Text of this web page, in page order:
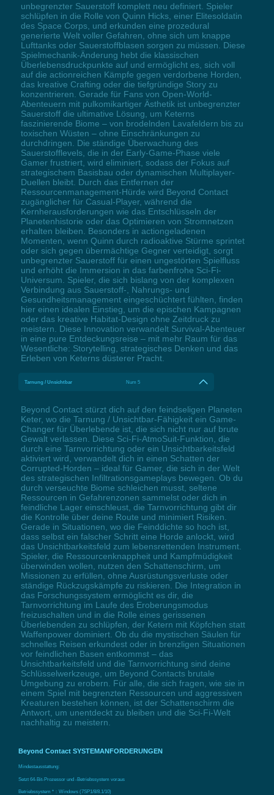
unbegrenzter Sauerstoff komplett neu definiert. Spieler
schlüpfen in die Rolle von Quinn Hicks, einer Elitesoldatin
des Space Corps, und erkunden eine prozedural
generierte Welt voller Gefahren, ohne sich um knappe
Lufttanks oder Sauerstoffblasen sorgen zu müssen. Diese
Spielmechanik-Änderung hebt die klassischen
Überlebensdruckpunkte auf und ermöglicht es, sich voll
auf die actionreichen Kämpfe gegen verdorbene Horden,
das kreative Crafting oder die tiefgründige Story zu
konzentrieren. Gerade für Fans von Open-World-
Abenteuern mit pulkomikartiger Ästhetik ist unbegrenzter
Sauerstoff die ultimative Lösung, um Keterns
faszinierende Biome – von brodelnden Lavafeldern bis zu
toxischen Wüsten – ohne Einschränkungen zu
durchdringen. Die ständige Überwachung des
Sauerstofflevels, die in der Early-Game-Phase viele
Gamer frustriert, wird eliminiert, sodass der Fokus auf
strategischem Basisbau oder dynamischen Multiplayer-
Duellen bleibt. Durch das Entfernen der
Ressourcenmanagement-Hürde wird Beyond Contact
zugänglicher für Casual-Player, während die
Kernherausforderungen wie das Entschlüsseln der
Planetenhistorie oder das Optimieren von Stromnetzen
erhalten bleiben. Besonders in actiongeladenen
Momenten, wenn Quinn durch radioaktive Stürme sprintet
oder sich gegen übermächtige Gegner verteidigt, sorgt
unbegrenzter Sauerstoff für einen ungestörten Spielfluss
und erhöht die Immersion in das farbenfrohe Sci-Fi-
Universum. Spieler, die sich bislang von der komplexen
Verbindung aus Sauerstoff-, Nahrungs- und
Gesundheitsmanagement eingeschüchtert fühlten, finden
hier einen idealen Einstieg, um die epischen Kampagnen
oder das kreative Habitat-Design ohne Zeitdruck zu
meistern. Diese Innovation verwandelt Survival-Abenteuer
in eine pure Entdeckungsreise – mit mehr Raum für das
Wesentliche: Storytelling, strategisches Denken und das
Erleben von Keterns düsterer Pracht.
Tarnung / Unsichtbar Num 5
Beyond Contact stürzt dich auf den feindseligen Planeten
Keter, wo die Tarnung / Unsichtbar-Fähigkeit ein Game-
Changer für Überlebende ist, die sich nicht nur auf brute
Gewalt verlassen. Diese Sci-Fi-AtmoSuit-Funktion, die
durch eine Tarnvorrichtung oder ein Unsichtbarkeitsfeld
aktiviert wird, verwandelt dich in einen Schatten der
Corrupted-Horden – ideal für Gamer, die sich in der Welt
des strategischen Infiltrationsgameplays bewegen. Ob du
durch verseuchte Biome schleichen musst, seltene
Ressourcen in Gefahrenzonen sammelst oder dich in
feindliche Lager einschleust, die Tarnvorrichtung gibt dir
die Kontrolle über deine Route und minimiert Risiken.
Gerade in Situationen, wo die Feinddichte so hoch ist,
dass selbst ein falscher Schritt eine Horde anlockt, wird
das Unsichtbarkeitsfeld zum lebensrettenden Instrument.
Spieler, die Ressourcenknappheit und Kampfmüdigkeit
überwinden wollen, nutzen den Schattenschirm, um
Missionen zu erfüllen, ohne Ausrüstungsverluste oder
ständige Rückzugskämpfe zu riskieren. Die Integration in
das Forschungssystem ermöglicht es dir, die
Tarnvorrichtung im Laufe des Eroberungsmodus
freizuschalten und in die Rolle eines gerissenen
Überlebenden zu schlüpfen, der Ketern mit Köpfchen statt
Waffenpower dominiert. Ob du die mystischen Säulen für
schnelles Reisen erkundest oder in brenzligen Situationen
vor feindlichen Basen entkommst – das
Unsichtbarkeitsfeld und die Tarnvorrichtung sind deine
Schlüsselwerkzeuge, um Beyond Contacts brutale
Umgebung zu erobern. Für alle, die sich fragen, wie sie in
einem Spiel mit begrenzten Ressourcen und aggressiven
Kreaturen bestehen können, ist der Schattenschirm die
Antwort, um unentdeckt zu bleiben und die Sci-Fi-Welt
nachhaltig zu meistern.
Beyond Contact SYSTEMANFORDERUNGEN
Mindestausstattung:
Setzt 64-Bit-Prozessor und -Betriebssystem voraus
Betriebssystem *：Windows (7SP1/8/8.1/10)